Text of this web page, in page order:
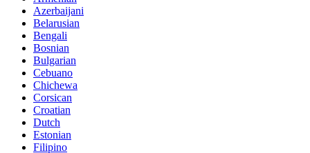
Azerbaijani
Belarusian
Bengali
Bosnian
Bulgarian
Cebuano
Chichewa
Corsican
Croatian
Dutch
Estonian
Filipino